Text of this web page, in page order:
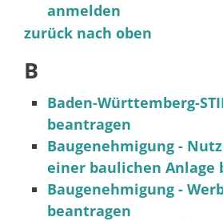
anmelden
zurück nach oben
B
Baden-Württemberg-
beantragen
Baugenehmigung -
einer baulichen Anlage
Baugenehmigung -
beantragen